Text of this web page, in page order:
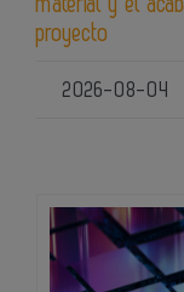
proyecto
2026-08-04